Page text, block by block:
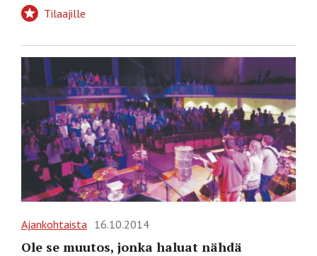
Tilaajille
Ajankohtaista 16.10.2014
Ole se muutos, jonka haluat nähdä